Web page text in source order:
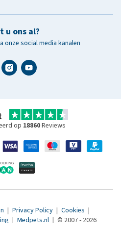
u ons al?
onze social media kanalen
op 18860Reviews
| Privacy Policy | Cookies |
| Medpets.nl | © 2007 - 2026